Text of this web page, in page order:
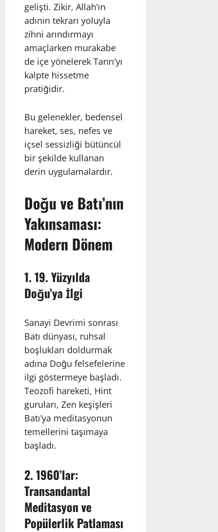
gelişti. Zikir, Allah’ın
adının tekrarı yoluyla
zihni arındırmayı
amaçlarken murakabe
de içe yönelerek Tanrı’yı
kalpte hissetme
pratiğidir.
Bu gelenekler, bedensel
hareket, ses, nefes ve
içsel sessizliği bütüncül
bir şekilde kullanan
derin uygulamalardır.
Doğu ve Batı’nın
Yakınsaması:
Modern Dönem
1.19. Yüzyılda
Doğu’ya İlgi
Sanayi Devrimi sonrası
Batı dünyası, ruhsal
boşlukları doldurmak
adına Doğu felsefelerine
ilgi göstermeye başladı.
Teozofi hareketi, Hint
guruları, Zen keşişleri
Batı’ya meditasyonun
temellerini taşımaya
başladı.
2.1960’lar:
Transandantal
Meditasyon ve
Popülerlik Patlaması